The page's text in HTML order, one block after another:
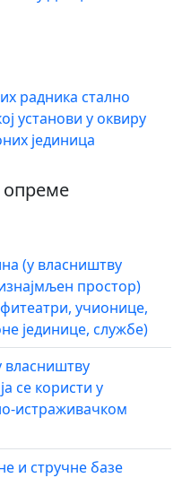
радника стално
установи у оквиру
јединица
опреме
(у власништву
простор)
учионице,
јединице, службе)
власништву
се користи у
истраживачком
и стручне базе